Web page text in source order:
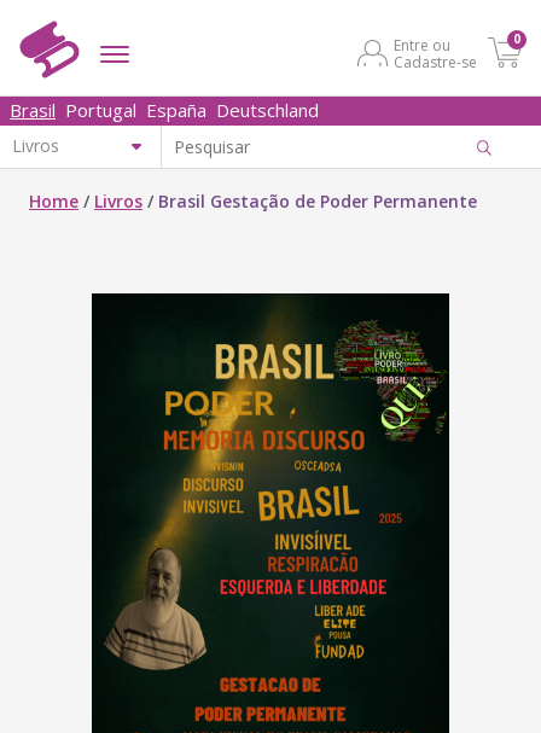
Entre ou
Cadastre-se
0
Brasil Portugal España Deutschland
Home / Livros / Brasil Gestação de Poder Permanente